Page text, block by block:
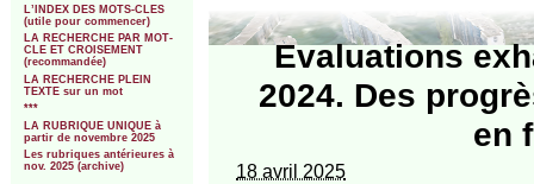
L’INDEX DES MOTS-CLES
(utile pour commencer)
LA RECHERCHE PAR MOT-
CLE ET CROISEMENT
(recommandée)
LA RECHERCHE PLEIN
TEXTE sur un mot
***
LA RUBRIQUE UNIQUE à
partir de novembre 2025
Les rubriques antérieures à
nov. 2025 (archive)
Evaluations
2024. Des
en
18 avril 2025